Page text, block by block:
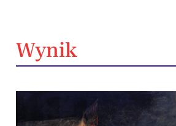
Wynik